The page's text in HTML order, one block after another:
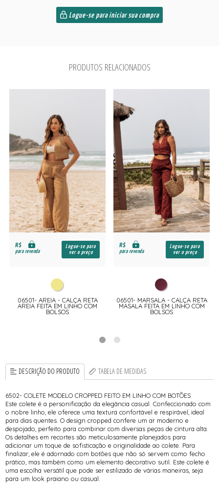
Logue-se para iniciar sua compra
PRODUTOS RELACIONADOS
R$
para revenda
Logue-se para
ver o preço
06501- AREIA - CALÇA RETA
AREIA FEITA EM LINHO COM
BOLSOS
R$
para revenda
Logue-se para
ver o preço
06501- MARSALA - CALÇA RETA
MASALA FEITA EM LINHO COM
BOLSOS
DESCRIÇÃO DO PRODUTO TABELA DE MEDIDAS
6502- COLETE MODELO CROPPED FEITO EM LINHO COM BOTÕES
Este colete é a personificação da elegância casual. Confeccionado com
o nobre linho, ele oferece uma textura confortável e respirável, ideal
para dias quentes. O design cropped confere um ar moderno e
despojado, perfeito para combinar com diversas peças de cintura alta.
Os detalhes em recortes são meticulosamente planejados para
adicionar um toque de sofisticação e originalidade ao colete. Para
finalizar, ele é adornado com botões que não só servem como fecho
prático, mas também como um elemento decorativo sutil. Este colete é
uma escolha versátil que pode ser estilizado de várias maneiras, seja
para um look praiano ou casual.